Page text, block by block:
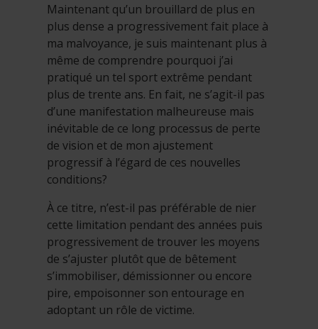
Maintenant qu’un brouillard de plus en
plus dense a progressivement fait place à
ma malvoyance, je suis maintenant plus à
même de comprendre pourquoi j’ai
pratiqué un tel sport extrême pendant
plus de trente ans. En fait, ne s’agit-il pas
d’une manifestation malheureuse mais
inévitable de ce long processus de perte
de vision et de mon ajustement
progressif à l’égard de ces nouvelles
conditions?
À ce titre, n’est-il pas préférable de nier
cette limitation pendant des années puis
progressivement de trouver les moyens
de s’ajuster plutôt que de bêtement
s’immobiliser, démissionner ou encore
pire, empoisonner son entourage en
adoptant un rôle de victime.